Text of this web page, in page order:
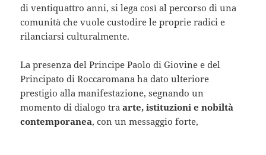
di ventiquattro anni, si lega così al percorso di una
comunità che vuole custodire le proprie radici e
rilanciarsi culturalmente.
La presenza del Principe Paolo di Giovine e del
Principato di Roccaromana ha dato ulteriore
prestigio alla manifestazione, segnando un
momento di dialogo traarte, istituzioni e nobiltà
contemporanea, con un messaggio forte,